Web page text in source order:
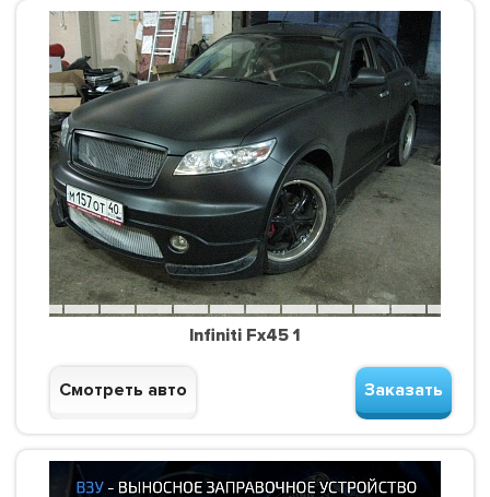
Infiniti Fx45 1
Смотреть авто Заказать